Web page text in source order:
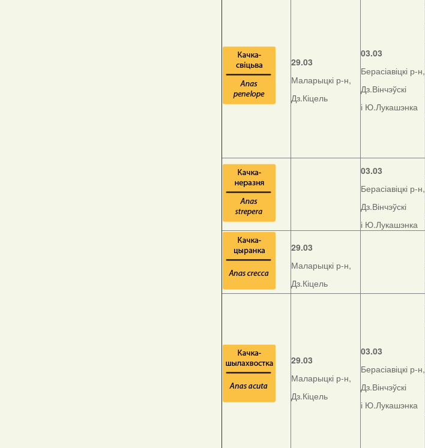
29.03
Маларыцкі р-н,
Дз.Кіцель
03.03
Берасіавіцкі р-н,
Дз.Вінчэўскі
і Ю.Лукашэнка
03.03
Берасіавіцкі р-н,
Дз.Вінчэўскі
і Ю.Лукашэнка
29.03
Маларыцкі р-н,
Дз.Кіцель
29.03
Маларыцкі р-н,
Дз.Кіцель
03.03
Берасіавіцкі р-н,
Дз.Вінчэўскі
і Ю.Лукашэнка